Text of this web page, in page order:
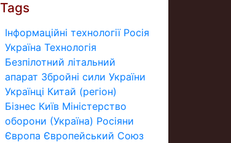
Tags
Інформаційні технології Росія
Україна Технологія
Безпілотний літальний
апарат Збройні сили України
Українці Китай (регіон)
Бізнес Київ Міністерство
оборони (Україна) Росіяни
Європа Європейський Союз